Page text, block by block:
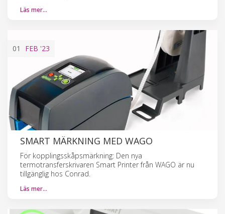
Läs mer…
01 FEB '23
SMART MÄRKNING MED WAGO
För kopplingsskåpsmärkning: Den nya
termotransferskrivaren Smart Printer från WAGO är nu
tillgänglig hos Conrad.
Läs mer…